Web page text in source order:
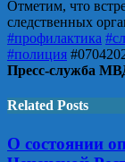
Отметим, что
следственных
#профилактика
#полиция
Пресс-служба
Related Posts
О состоянии